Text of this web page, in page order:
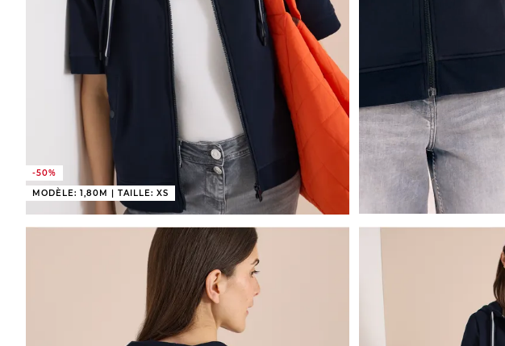
-50%
MODÈLE: 1,80M | TAILLE: XS